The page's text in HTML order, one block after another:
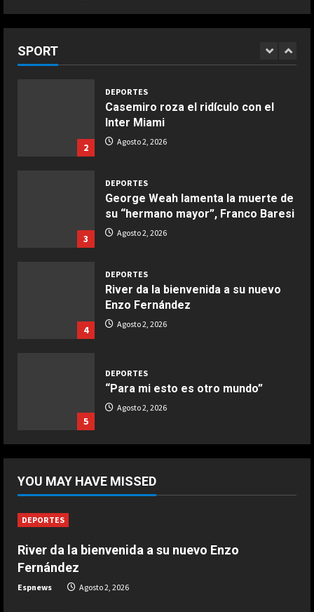
5
COCINA
COCINA
Ensalada de espinacas deliciosa
COCINA
aire
COCINA
Buñuelos de alcachofas
5
Ternera guisada con senderuelas
SPORT
2-2: Brais Méndez amarga el
regreso de Messi
2
DEPORTES
Casemiro roza el ridículo con el
Inter Miami
Agosto 2, 2026
3
DEPORTES
George Weah lamenta la muerte de
su “hermano mayor”, Franco Baresi
Agosto 2, 2026
4
DEPORTES
River da la bienvenida a su nuevo
Enzo Fernández
Agosto 2, 2026
5
DEPORTES
“Para mi esto es otro mundo”
Agosto 2, 2026
DEPORTES
regreso de Messi
DEPORTES
YOU MAY HAVE MISSED
DEPORTES
River da la bienvenida a su nuevo Enzo
Fernández
Espnews Agosto 2, 2026